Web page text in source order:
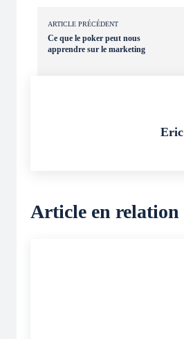
ARTICLE PRÉCÉDENT
Ce que le poker peut nous
apprendre sur le marketing
Eric
Article en relation